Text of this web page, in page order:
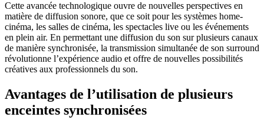
Cette avancée technologique ouvre de nouvelles perspectives en
matière de diffusion sonore, que ce soit pour les systèmes home-
cinéma, les salles de cinéma, les spectacles live ou les événements
en plein air. En permettant une diffusion du son sur plusieurs canaux
de manière synchronisée, la transmission simultanée de son surround
révolutionne l’expérience audio et offre de nouvelles possibilités
créatives aux professionnels du son.
Avantages de l’utilisation de plusieurs
enceintes synchronisées